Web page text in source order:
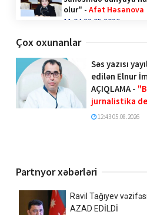
olur" -Afət Həsənova
11:04 23.05.2026
Qəhvə içənlər diqqət —
hormonlar təhlükədə
video/
14:36 28.04.2026
Türk İnteqrasiya
Azərbaycandan 1000-ə
“Turan bilgəsi”
17:02 08.04.2026
Çox oxunanlar
Səs yazısı
edilən Elnur
AÇIQLAMA -
jurnalistika
12:43 05.08.2026
Partnyor xəbərləri
Ravil Tağıyev
AZAD EDİLDİ